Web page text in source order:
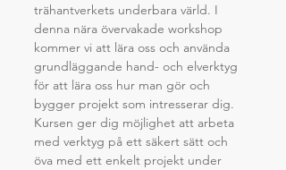
trähantverkets underbara värld. I
denna nära övervakade workshop
kommer vi att lära oss och använda
grundläggande hand- och elverktyg
för att lära oss hur man gör och
bygger projekt som intresserar dig.
Kursen ger dig möjlighet att arbeta
med verktyg på ett säkert sätt och
öva med ett enkelt projekt under